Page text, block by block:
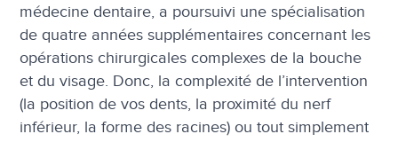
médecine dentaire, a poursuivi une spécialisation
de quatre années supplémentaires concernant les
opérations chirurgicales complexes de la bouche
et du visage. Donc, la complexité de l’intervention
(la position de vos dents, la proximité du nerf
inférieur, la forme des racines) ou tout simplement